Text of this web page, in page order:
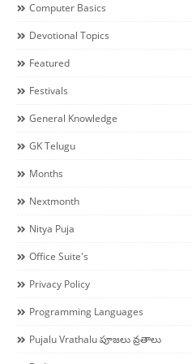
Computer Basics
Devotional Topics
Featured
Festivals
General Knowledge
GK Telugu
Months
Nextmonth
Nitya Puja
Office Suite's
Privacy Policy
Programming Languages
Pujalu Vrathalu పూజలు వ్రతాలు